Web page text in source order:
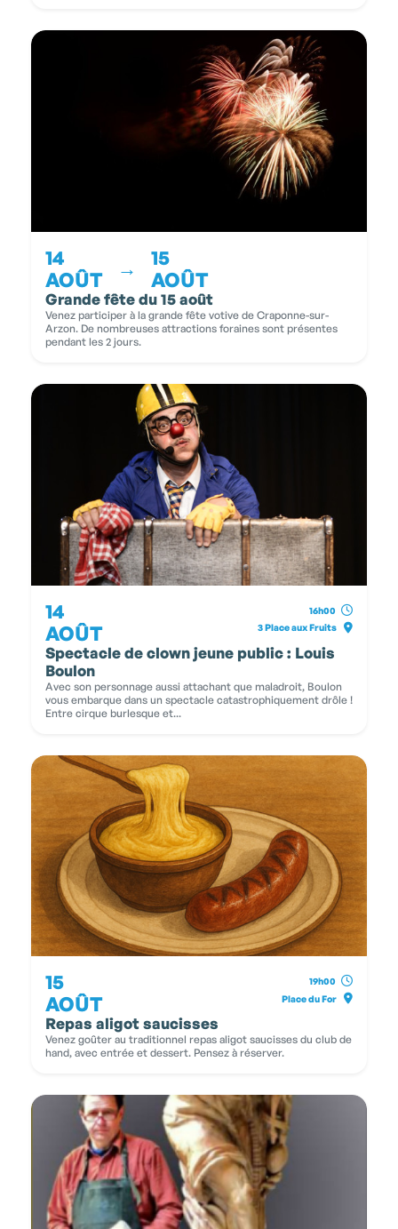
14
AOÛT
→
15
AOÛT
Grande fête du 15 août
Venez participer à la grande fête votive de Craponne-sur-
Arzon. De nombreuses attractions foraines sont présentes
pendant les 2 jours.
14
AOÛT
16h00
3 Place aux Fruits
Spectacle de clown jeune public : Louis
Boulon
Avec son personnage aussi attachant que maladroit, Boulon
vous embarque dans un spectacle catastrophiquement drôle !
Entre cirque burlesque et...
15
AOÛT
19h00
Place du For
Repas aligot saucisses
Venez goûter au traditionnel repas aligot saucisses du club de
hand, avec entrée et dessert. Pensez à réserver.